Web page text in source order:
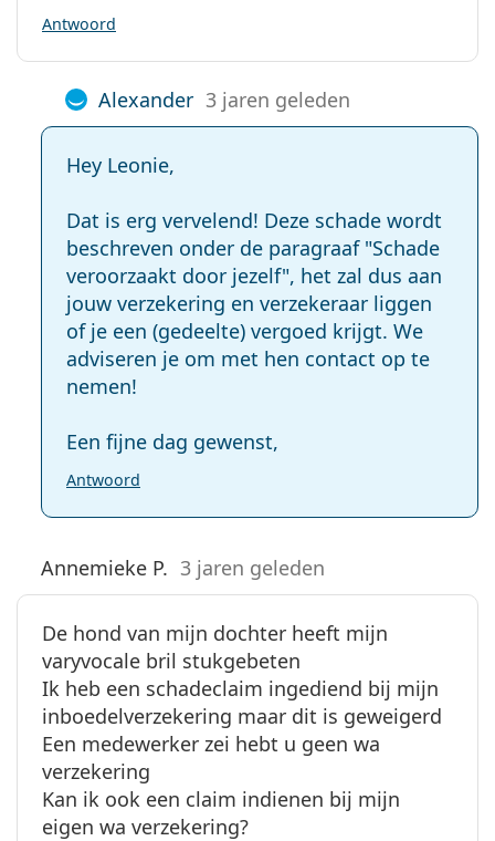
Antwoord
Alexander 3 jaren geleden
Hey Leonie,
Dat is erg vervelend! Deze schade wordt
beschreven onder de paragraaf "Schade
veroorzaakt door jezelf", het zal dus aan
jouw verzekering en verzekeraar liggen
of je een (gedeelte) vergoed krijgt. We
adviseren je om met hen contact op te
nemen!
Een fijne dag gewenst,
Antwoord
Annemieke P. 3 jaren geleden
De hond van mijn dochter heeft mijn
varyvocale bril stukgebeten
Ik heb een schadeclaim ingediend bij mijn
inboedelverzekering maar dit is geweigerd
Een medewerker zei hebt u geen wa
verzekering
Kan ik ook een claim indienen bij mijn
eigen wa verzekering?